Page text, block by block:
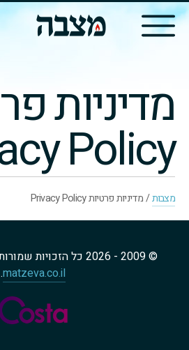
מדיניות
Policy
מצבות/מדיניות פרטיות Privacy Policy
© 2009 - 2026 כל הזכויות שמורות לאתר מצבות ישראל
matzeva.co.il
.